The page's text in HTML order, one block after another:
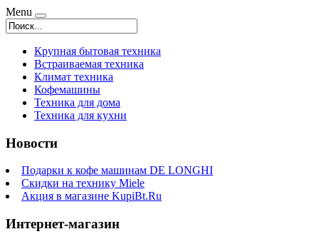
Menu
Крупная бытовая техника
Встраиваемая техника
Климат техника
Кофемашины
Техника для дома
Техника для кухни
Новости
Подарки к кофе машинам DE LONGHI
Скидки на технику Miele
Акция в магазине KupiBt.Ru
Интернет-магазин